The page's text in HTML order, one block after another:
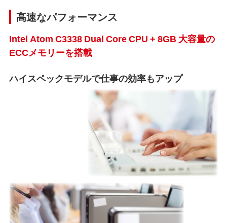
高速なパフォーマンス
Intel Atom C3338 Dual Core CPU + 8GB 大容量の
ECCメモリーを搭載
ハイスペックモデルで仕事の効率もアップ